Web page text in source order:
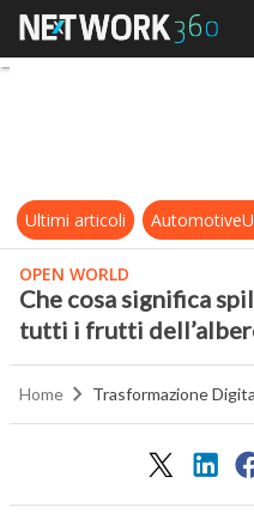
Ultimi articoli
OPEN WORLD
Che cosa significa
tutti i frutti
Home Trasformazione